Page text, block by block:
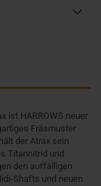
ist HARROWS neuer
Fräsmuster
der Atrax sein
Titannitrid und
den auffälligen
Shafts und neuen